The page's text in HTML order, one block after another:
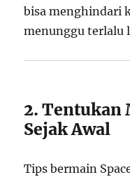
bisa menghindari
menunggu terlalu
2. Tentukan
Sejak Awal
Tips bermain